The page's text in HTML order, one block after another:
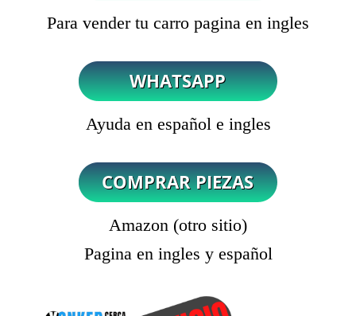
Para vender tu carro pagina en ingles
Ayuda en español e ingles
Amazon (otro sitio)
Pagina en ingles y español